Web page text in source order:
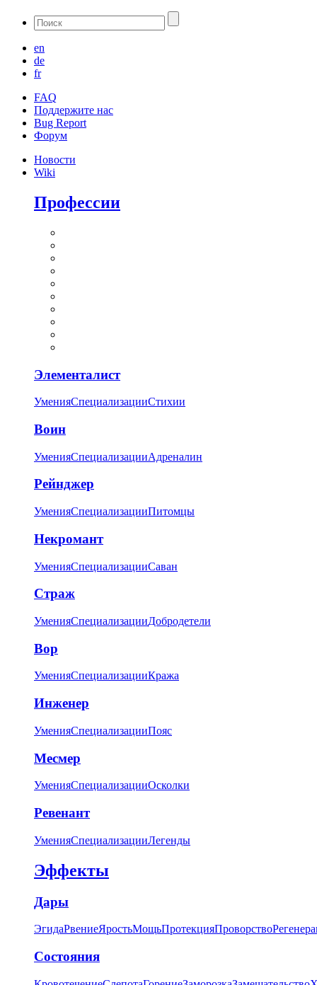
en
de
fr
FAQ
Поддержите нас
Bug Report
Форум
Новости
Wiki
Профессии
Элементалист
УменияСпециализацииСтихии
Воин
УменияСпециализацииАдреналин
Рейнджер
УменияСпециализацииПитомцы
Некромант
УменияСпециализацииСаван
Страж
УменияСпециализацииДобродетели
Вор
УменияСпециализацииКража
Инженер
УменияСпециализацииПояс
Месмер
УменияСпециализацииОсколки
Ревенант
УменияСпециализацииЛегенды
Эффекты
Дары
ЭгидаРвениеЯростьМощьПротекцияПроворство
Состояния